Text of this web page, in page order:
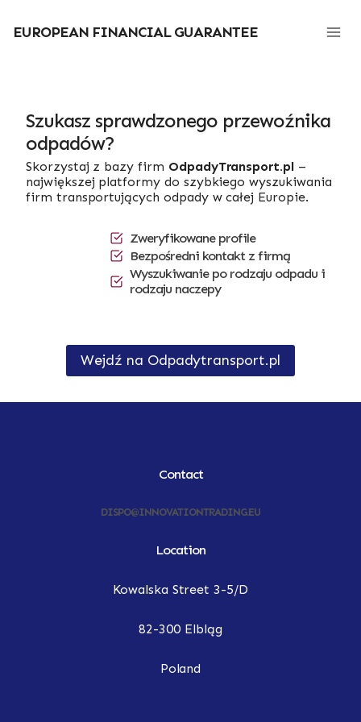
treści
EUROPEAN FINANCIAL GUARANTEE
Szukasz sprawdzonego przewoźnika
odpadów?
Skorzystaj z bazy firm OdpadyTransport.pl–
największej platformy do szybkiego wyszukiwania
firm transportujących odpady w całej Europie.
Zweryfikowane profile
Bezpośredni kontakt z firmą
Wyszukiwanie po rodzaju odpadu i
rodzaju naczepy
Wejdź na Odpadytransport.pl
Contact
DISPO@INNOVATIONTRADING.EU
Location
Kowalska Street 3-5/D
82-300 Elbląg
Poland